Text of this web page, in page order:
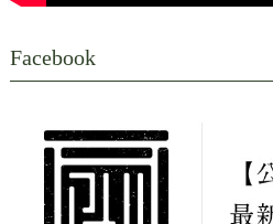
あきは茶園
2025/10/24
【品評会出品茶＆お歳暮＆季節の
始まりました】
平素はあきは茶園をご愛顧頂き
Facebook